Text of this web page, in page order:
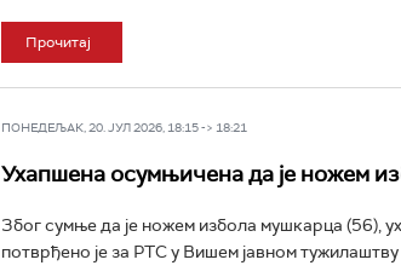
Прочитај
ПОНЕДЕЉАК, 20. ЈУЛ 2026, 18:15 -> 18:21
Ухапшена осумњичена да је ножем
Због сумње да је ножем избола мушкарца (56),
потврђено је за РТС у Вишем јавном тужилаштву